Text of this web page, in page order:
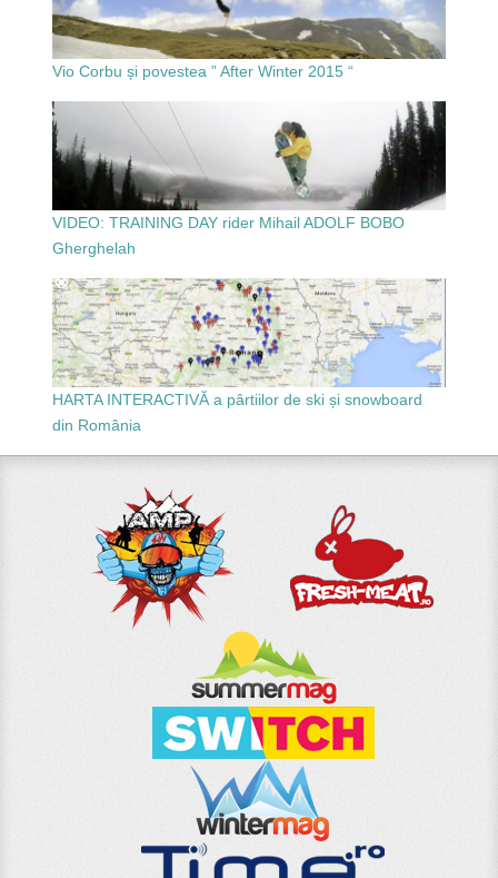
Vio Corbu și povestea ” After Winter 2015 “
VIDEO: TRAINING DAY rider Mihail ADOLF BOBO
Gherghelah
HARTA INTERACTIVĂ a pârtiilor de ski și snowboard
din România